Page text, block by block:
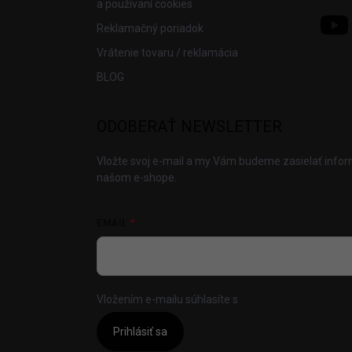
a používaní cookies
Reklamačný poriadok
Vrátenie tovaru / reklamácia
BLOG
Vložte svoj e-mail a my Vám budeme zasielať
našom e-shope.
Vložením e-mailu súhlasíte s
Prihlásiť sa